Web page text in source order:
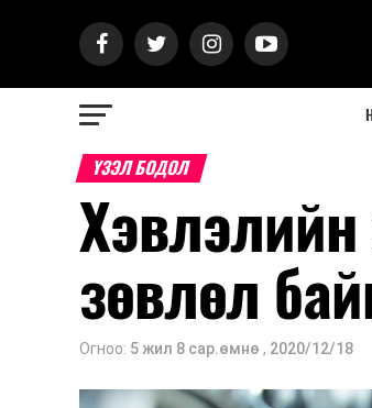
ҮЗЭЛ БОДОЛ
Хэвлэлийн
зөвлөл
Огноо: 5 жил 8 сар.өмнө , 2020/12/18